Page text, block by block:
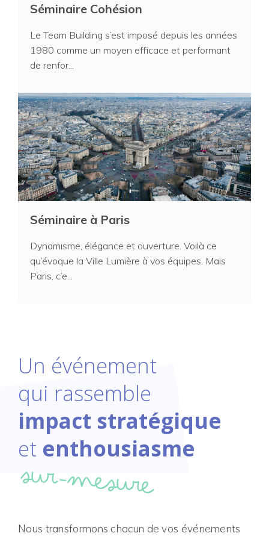
Séminaire Cohésion
Le Team Building s’est imposé depuis les années
1980 comme un moyen efficace et performant
de renfor...
Séminaire à Paris
Dynamisme, élégance et ouverture. Voilà ce
qu’évoque la Ville Lumière à vos équipes. Mais
Paris, c’e...
Un événement
qui rassemble
impact stratégique
et enthousiasme
sur-mesure
Nous transformons chacun de vos événements